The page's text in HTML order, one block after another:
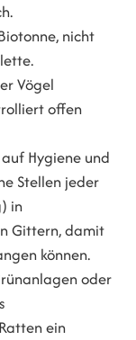
nicht
Vögel
offen
Hygiene und
Stellen jeder
in
Gittern, damit
können.
oder
ein